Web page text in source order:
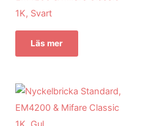
1K, Svart
Läs mer